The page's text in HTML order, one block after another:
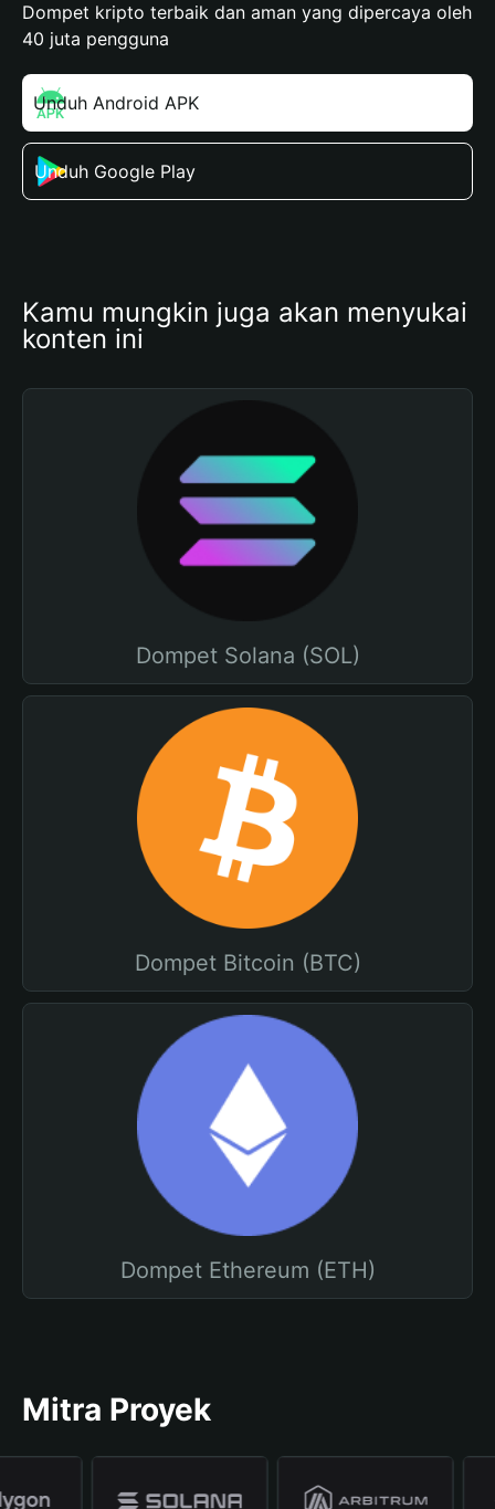
Dompet kripto terbaik dan aman yang dipercaya oleh
40 juta pengguna
Unduh Android APK
Unduh Google Play
Kamu mungkin juga akan menyukai
konten ini
Dompet Solana (SOL)
Dompet Bitcoin (BTC)
Dompet Ethereum (ETH)
Mitra Proyek